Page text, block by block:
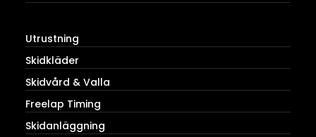
Utrustning
Skidkläder
Skidvård & Valla
Freelap Timing
Skidanläggning